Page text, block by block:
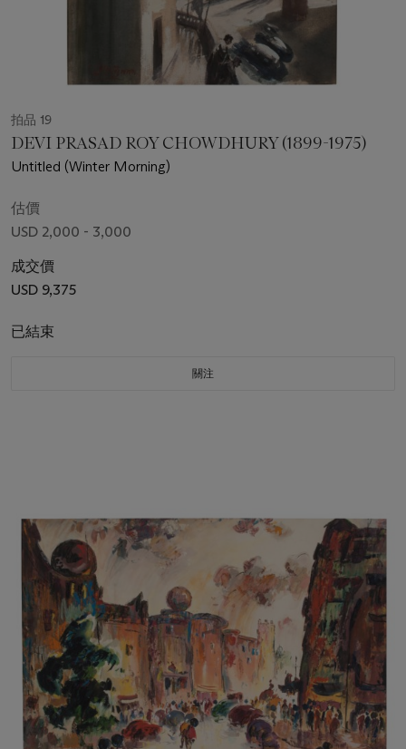
拍品 19
DEVI PRASAD ROY CHOWDHURY (1899-1975)
Untitled (Winter Morning)
估價
USD 2,000 - 3,000
成交價
USD 9,375
已結束
關注